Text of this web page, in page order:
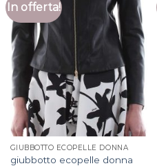
In offerta!
GIUBBOTTO ECOPELLE DONNA
giubbotto ecopelle donna